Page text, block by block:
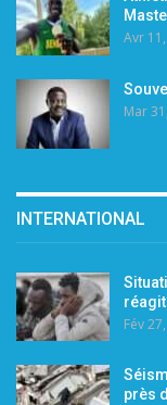
Avr
Mar
INTERNATIONAL
Fév
près